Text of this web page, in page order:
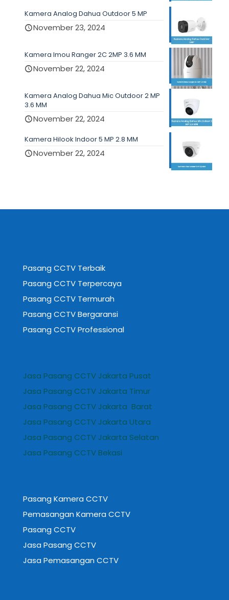
Kamera Analog Dahua Outdoor 5 MP
November 23, 2024
Kamera Imou Ranger 2C 2MP 3.6 MM
November 22, 2024
Kamera Analog Dahua Mic Outdoor 2 MP
3.6 MM
November 22, 2024
Kamera Hilook Indoor 5 MP 2.8 MM
November 22, 2024
Pasang CCTV Terbaik
Pasang CCTV Terpercaya
Pasang CCTV Termurah
Pasang CCTV Bergaransi
Pasang CCTV Professional
Jasa Pasang CCTV Jakarta Pusat
Jasa Pasang CCTV Jakarta Timur
Jasa Pasang CCTV Jakarta Barat
Jasa Pasang CCTV Jakarta Utara
Jasa Pasang CCTV Jakarta Selatan
Jasa Pasang CCTV Bekasi
Pasang Kamera CCTV
Pemasangan Kamera CCTV
Pasang CCTV
Jasa Pasang CCTV
Jasa Pemasangan CCTV